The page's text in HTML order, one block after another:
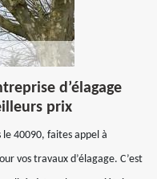
d’élagage
prix
le 40090, faites appel à
vos travaux d’élagage. C’est